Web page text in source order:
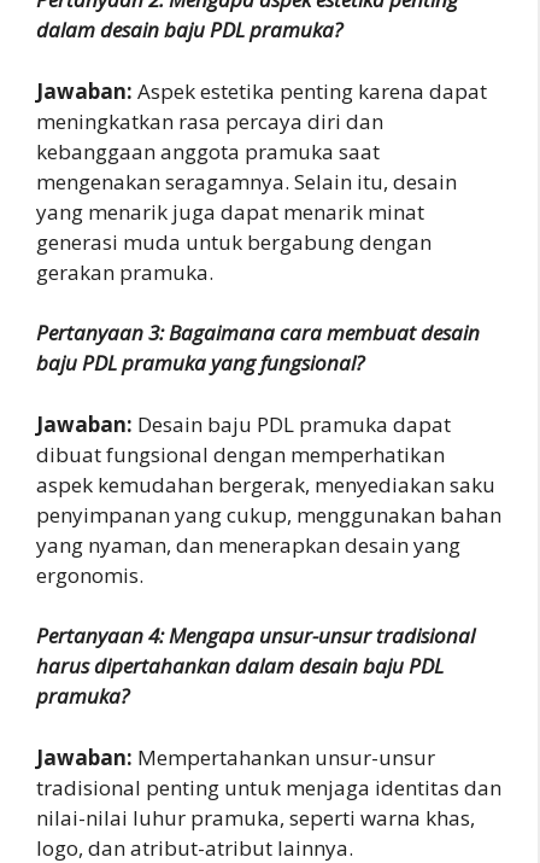
dalam desain baju PDL pramuka?
Jawaban: Aspek estetika penting karena dapat
meningkatkan rasa percaya diri dan
kebanggaan anggota pramuka saat
mengenakan seragamnya. Selain itu, desain
yang menarik juga dapat menarik minat
generasi muda untuk bergabung dengan
gerakan pramuka.
Pertanyaan 3: Bagaimana cara membuat desain
baju PDL pramuka yang fungsional?
Jawaban: Desain baju PDL pramuka dapat
dibuat fungsional dengan memperhatikan
aspek kemudahan bergerak, menyediakan saku
penyimpanan yang cukup, menggunakan bahan
yang nyaman, dan menerapkan desain yang
ergonomis.
Pertanyaan 4: Mengapa unsur-unsur tradisional
harus dipertahankan dalam desain baju PDL
pramuka?
Jawaban: Mempertahankan unsur-unsur
tradisional penting untuk menjaga identitas dan
nilai-nilai luhur pramuka, seperti warna khas,
logo, dan atribut-atribut lainnya.